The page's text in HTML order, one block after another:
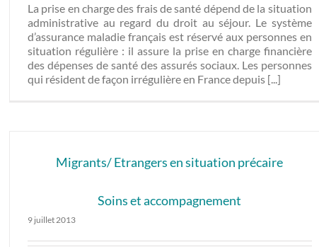
La prise en charge des frais de santé dépend de la situation
administrative au regard du droit au séjour. Le système
d’assurance maladie français est réservé aux personnes en
situation régulière : il assure la prise en charge financière
des dépenses de santé des assurés sociaux. Les personnes
qui résident de façon irrégulière en France depuis [...]
Migrants/ Etrangers en situation précaire
Soins et accompagnement
9 juillet 2013